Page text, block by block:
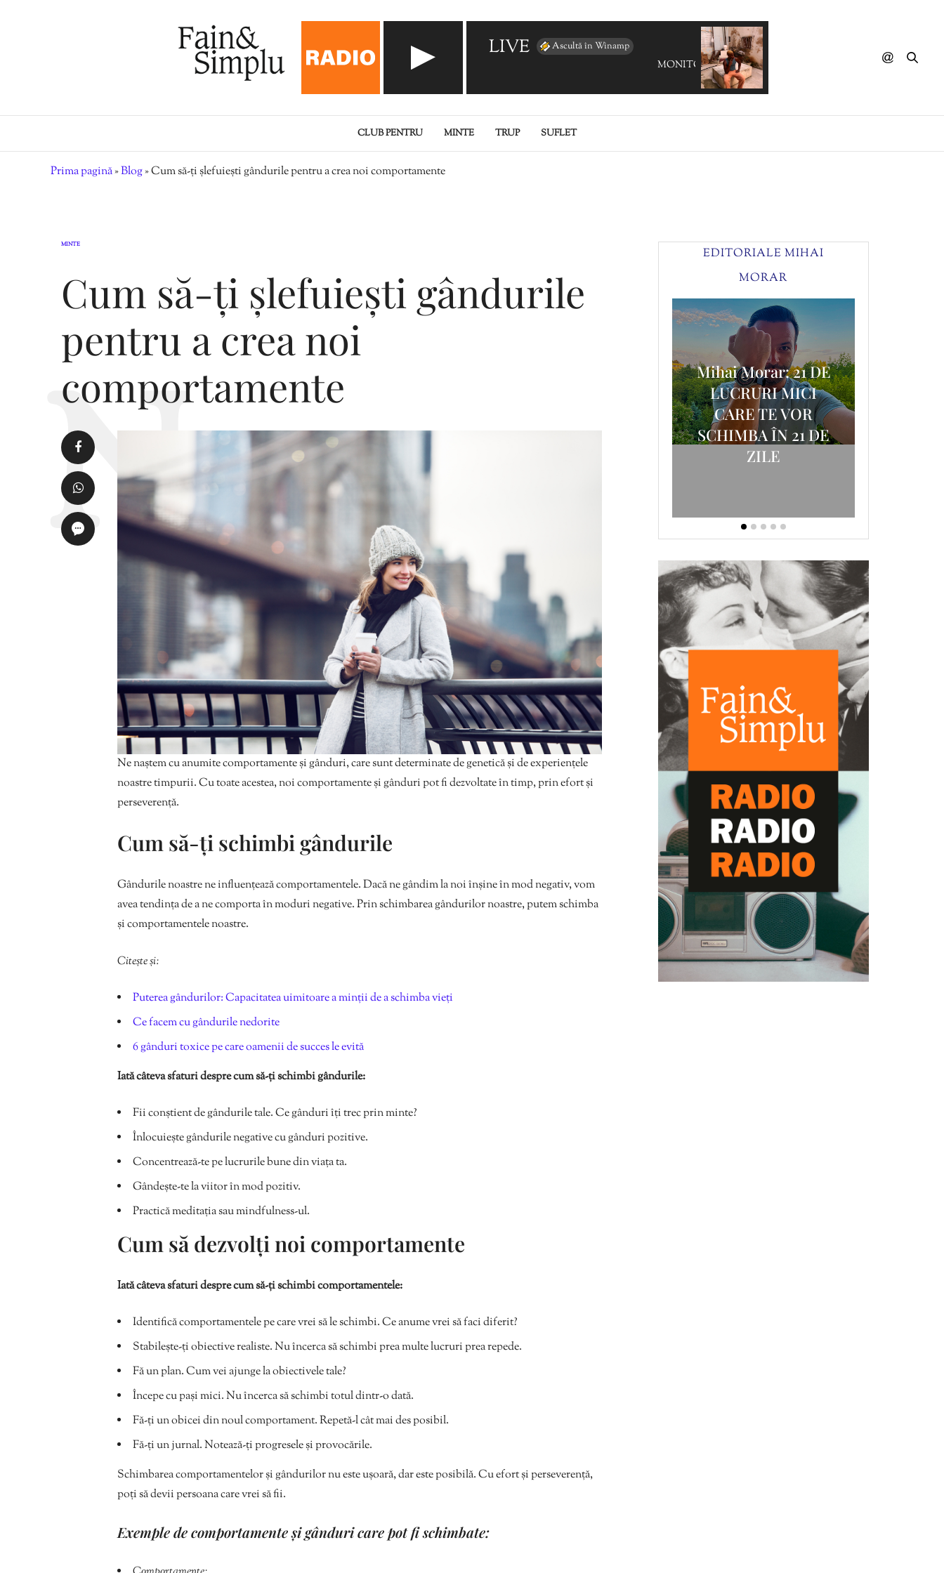
LIVE Ascultă în Winamp
MONITOR 66 - Triscuits
CLUB PENTRU MINTE TRUP SUFLET
Prima pagină»Blog»Cum să-ți șlefuiești gândurile pentru a crea noi comportamente
MINTE
Cum să-ți șlefuiești gândurile
pentru a crea noi
comportamente
Ne naștem cu anumite comportamente și gânduri, care sunt determinate de genetică și de experiențele
noastre timpurii. Cu toate acestea, noi comportamente și gânduri pot fi dezvoltate în timp, prin efort și
perseverență.
Cum să-ți schimbi gândurile
Gândurile noastre ne influențează comportamentele. Dacă ne gândim la noi înșine în mod negativ, vom
avea tendința de a ne comporta în moduri negative. Prin schimbarea gândurilor noastre, putem schimba
și comportamentele noastre.
Citește și:
Puterea gândurilor: Capacitatea uimitoare a minții de a schimba vieți
Ce facem cu gândurile nedorite
6 gânduri toxice pe care oamenii de succes le evită
Iată câteva sfaturi despre cum să-ți schimbi gândurile:
Fii conștient de gândurile tale. Ce gânduri îți trec prin minte?
Înlocuiește gândurile negative cu gânduri pozitive.
Concentrează-te pe lucrurile bune din viața ta.
Gândește-te la viitor în mod pozitiv.
Practică meditația sau mindfulness-ul.
Cum să dezvolți noi comportamente
Iată câteva sfaturi despre cum să-ți schimbi comportamentele:
Identifică comportamentele pe care vrei să le schimbi. Ce anume vrei să faci diferit?
Stabilește-ți obiective realiste. Nu încerca să schimbi prea multe lucruri prea repede.
Fă un plan. Cum vei ajunge la obiectivele tale?
Începe cu pași mici. Nu încerca să schimbi totul dintr-o dată.
Fă-ți un obicei din noul comportament. Repetă-l cât mai des posibil.
Fă-ți un jurnal. Notează-ți progresele și provocările.
Schimbarea comportamentelor și gândurilor nu este ușoară, dar este posibilă. Cu efort și perseverență,
poți să devii persoana care vrei să fii.
Exemple de comportamente și gânduri care pot fi schimbate:
EDITORIALE MIHAI
MORAR
Mihai Morar: 21 DE
LUCRURI MICI
CARE TE VOR
SCHIMBA ÎN 21 DE
ZILE